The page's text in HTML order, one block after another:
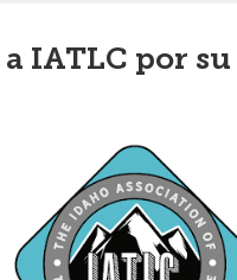
IATLC por